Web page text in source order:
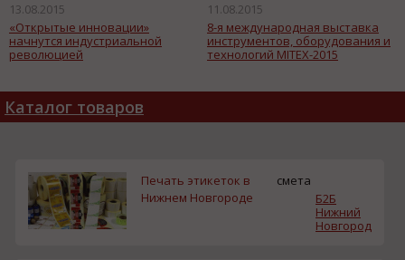
13.08.2015
«Открытые инновации»
начнутся индустриальной
революцией
11.08.2015
8-я международная выставка
инструментов, оборудования и
технологий MITEX-2015
Каталог товаров
Печать этикеток в
Нижнем Новгороде
смета
Б2Б
Нижний
Новгород